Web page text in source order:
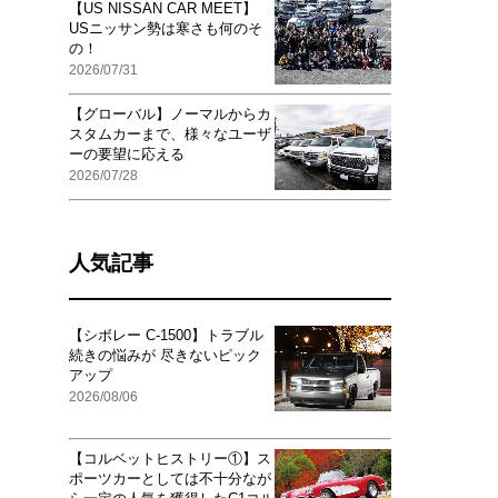
【US NISSAN CAR MEET】
USニッサン勢は寒さも何のそ
の！
2026/07/31
【グローバル】ノーマルからカ
スタムカーまで、様々なユーザ
ーの要望に応える
2026/07/28
人気記事
【シボレー C-1500】トラブル
続きの悩みが 尽きないピック
アップ
2026/08/06
【コルベットヒストリー①】ス
ポーツカーとしては不十分なが